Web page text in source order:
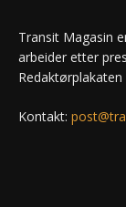
Transit Magasin
arbeider etter
Redaktørplakaten
Kontakt: